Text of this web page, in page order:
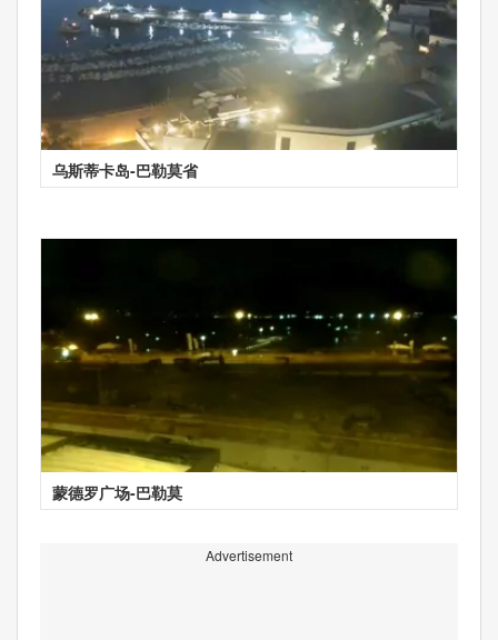
乌斯蒂卡岛-巴勒莫省
蒙德罗广场-巴勒莫
Advertisement